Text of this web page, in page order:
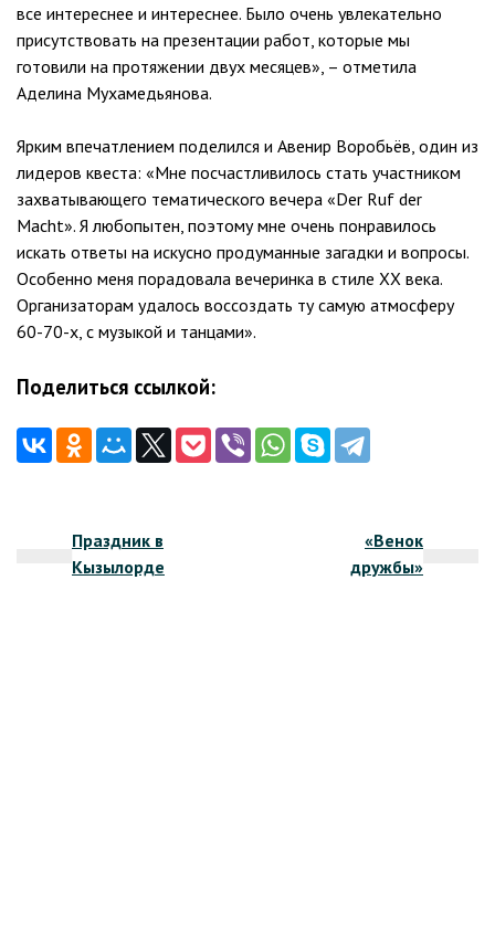
все интереснее и интереснее. Было очень увлекательно
присутствовать на презентации работ, которые мы
готовили на протяжении двух месяцев», – отметила
Аделина Мухамедьянова.
Ярким впечатлением поделился и Авенир Воробьёв, один из
лидеров квеста: «Мне посчастливилось стать участником
захватывающего тематического вечера «Der Ruf der
Macht». Я любопытен, поэтому мне очень понравилось
искать ответы на искусно продуманные загадки и вопросы.
Особенно меня порадовала вечеринка в стиле ХХ века.
Организаторам удалось воссоздать ту самую атмосферу
60-70-х, с музыкой и танцами».
Поделиться ссылкой:
Праздник в
Кызылорде
«Венок
дружбы»